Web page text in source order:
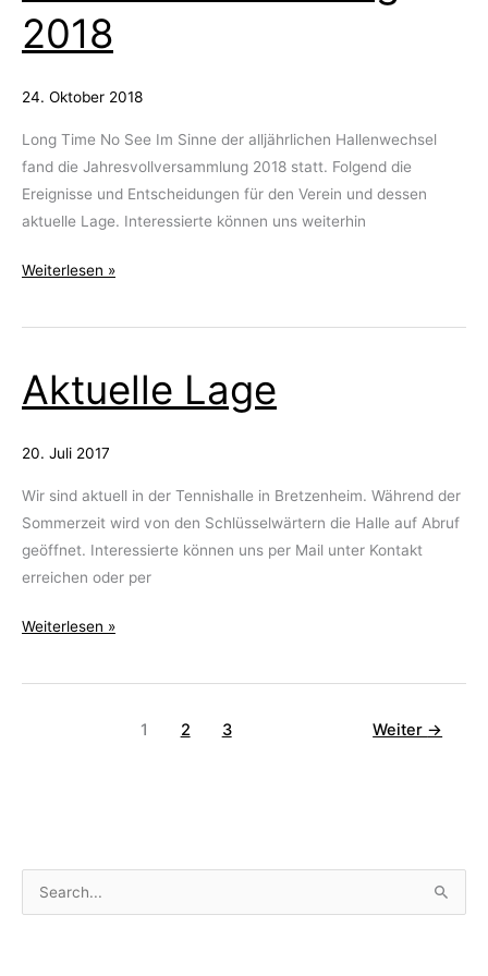
2018
24. Oktober 2018
Long Time No See Im Sinne der alljährlichen Hallenwechsel
fand die Jahresvollversammlung 2018 statt. Folgend die
Ereignisse und Entscheidungen für den Verein und dessen
aktuelle Lage. Interessierte können uns weiterhin
Zusammenfassung
Jahresversammlung
Weiterlesen »
Aktuelle Lage
20. Juli 2017
Wir sind aktuell in der Tennishalle in Bretzenheim. Während der
Sommerzeit wird von den Schlüsselwärtern die Halle auf Abruf
geöffnet. Interessierte können uns per Mail unter Kontakt
erreichen oder per
Aktuelle
Weiterlesen »
1 2 3 Weiter →
u